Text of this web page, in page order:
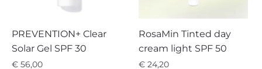
PREVENTION+ Clear
Solar Gel SPF 30
€ 56,00
RosaMin Tinted day
cream light SPF 50
€ 24,20